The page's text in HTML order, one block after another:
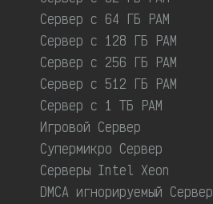
Сервер с 64 ГБ РАМ
Сервер с 128 ГБ РАМ
Сервер с 256 ГБ РАМ
Сервер с 512 ГБ РАМ
Сервер с 1 ТБ РАМ
Игровой Сервер
Супермикро Сервер
Серверы Intel Xeon
DMCA игнорируемый Сервер